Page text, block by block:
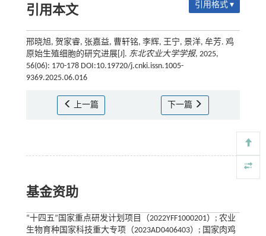
引用本文 引用格式 ▾
邢晓旭, 贺家睿, 张嘉益, 曹轩铭, 李辉, 王宁, 景洋, 牟芳. 鸡
原始生殖细胞的研究进展[J]. 东北农业大学学报, 2025,
56(06): 170-178 DOI:10.19720/j.cnki.issn.1005-
9369.2025.06.016
上一篇 下一篇
基金资助
“十四五”国家重点研发计划项目（2022YFF1000201）; 农业
生物育种国家科技重大专项（2023AD0406403）; 国家肉鸡